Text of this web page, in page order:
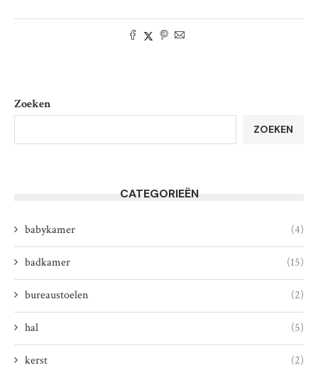
Zoeken
ZOEKEN
CATEGORIEËN
babykamer (4)
badkamer (15)
bureaustoelen (2)
hal (5)
kerst (2)